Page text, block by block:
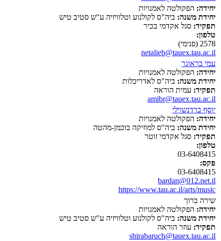
יחידה: הפקולטה לאמנויות
יחידת משנה: ביה"ס לקולנוע וטלוויזיה ע"ש סטיב טיש
תפקיד: סגל אקדמי בכיר
טלפון:
2578 (פנימי)
netalieb@tauex.tau.ac.il
עמי בראונר
יחידה: הפקולטה לאמנויות
יחידת משנה: ביה"ס לאדריכלות
תפקיד: עמית הוראה
amibr@tauex.tau.ac.il
יוסף ברדנשוילי
יחידה: הפקולטה לאמנויות
יחידת משנה: ביה"ס למוזיקה בוכמן-מהטה
תפקיד: סגל אקדמי זוטר
טלפון:
03-6408415
פקס:
03-6408415
bardan@012.net.il
https://www.tau.ac.il/arts/music
שירה ברוך
יחידה: הפקולטה לאמנויות
יחידת משנה: ביה"ס לקולנוע וטלוויזיה ע"ש סטיב טיש
תפקיד: עוזר הוראה
shirabaruch@tauex.tau.ac.il